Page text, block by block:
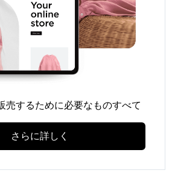
売するために必要なものすべて
さらに詳しく